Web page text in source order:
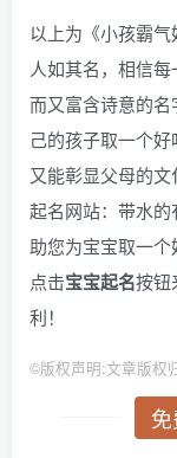
以上为《小孩霸
人如其名，相信
而又富含诗意的
己的孩子取一个好
又能彰显父母的
起名网站：带水
助您为宝宝取一
点击宝宝起名按钮
利！
©版权声明:文章版权